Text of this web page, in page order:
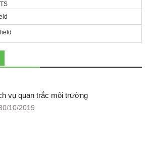
vụ quan trắc môi trường
10/2019